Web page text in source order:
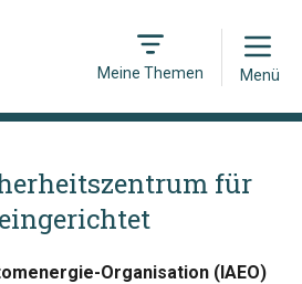
Meine Themen
Open
Menü
für
Organisation (IAEO)